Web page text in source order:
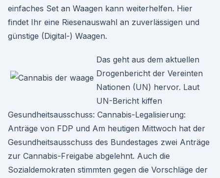
einfaches Set an Waagen kann weiterhelfen. Hier
findet Ihr eine Riesenauswahl an zuverlässigen und
günstige (Digital-) Waagen.
Das geht aus dem aktuellen
Drogenbericht der Vereinten
Nationen (UN) hervor. Laut
UN-Bericht kiffen
Gesundheitsausschuss: Cannabis-Legalisierung:
Anträge von FDP und Am heutigen Mittwoch hat der
Gesundheitsausschuss des Bundestages zwei Anträge
zur Cannabis-Freigabe abgelehnt. Auch die
Sozialdemokraten stimmten gegen die Vorschläge der